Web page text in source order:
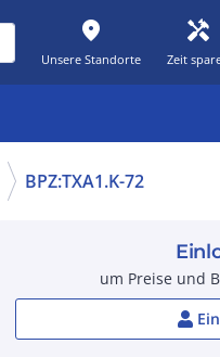
place
Unsere Standorte
handyman
Zeit
BPZ:TXA1.K-72
um Preise und